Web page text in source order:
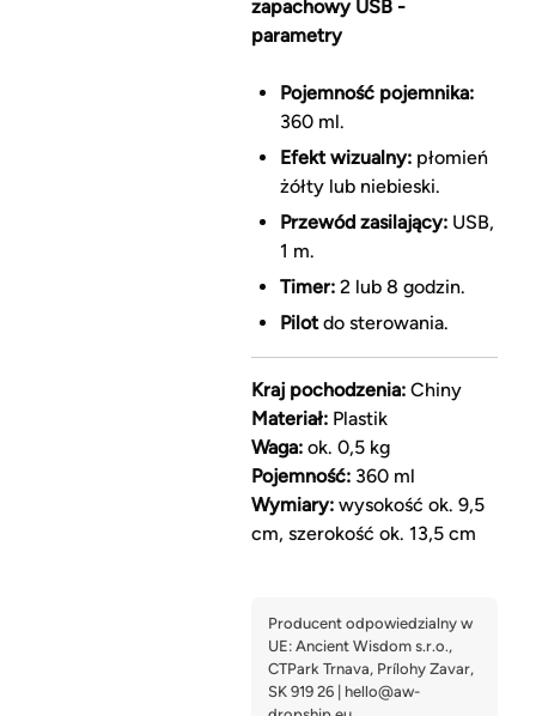
zapachowy USB -
parametry
Pojemność pojemnika:
360 ml.
Efekt wizualny:płomień
żółty lub niebieski.
Przewód zasilający:USB,
1 m.
Timer:2 lub 8 godzin.
Pilotdo sterowania.
Kraj pochodzenia:Chiny
Materiał:Plastik
Waga:ok. 0,5 kg
Pojemność:360 ml
Wymiary:wysokość ok. 9,5
cm, szerokość ok. 13,5 cm